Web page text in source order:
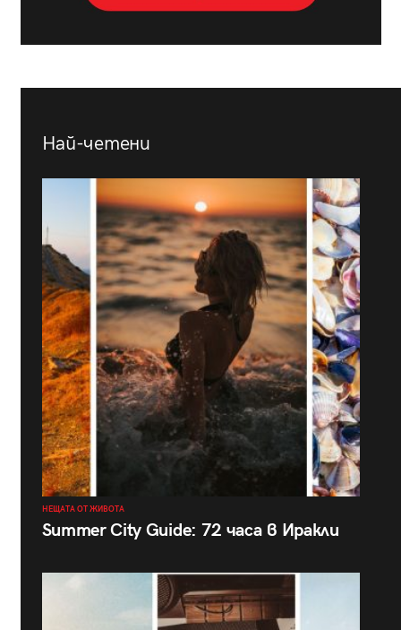
Най-четени
НЕЩАТА ОТ ЖИВОТА
Summer City Guide: 72 часа в Иракли